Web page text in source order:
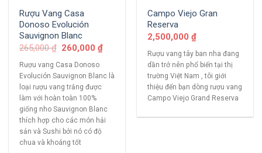
Rượu Vang Casa
Donoso Evolución
Sauvignon Blanc
265,000₫ 260,000₫
Rượu vang Casa Donoso
Evolución Sauvignon Blanc là
loại rượu vang trắng được
làm với hoàn toàn 100%
giống nho Sauvignon Blanc
thích hợp cho các món hải
sản và Sushi bởi nó có độ
chua và khoáng tốt
Campo Viejo Gran
Reserva
2,500,000 ₫
Rượu vang tây ban nha đang
dần trở nên phổ biến tại thị
trường Việt Nam , tôi giới
thiệu đến bạn dòng rượu vang
Campo Viejo Grand Reserva